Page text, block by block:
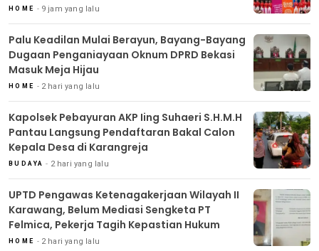
HOME 9 jam yang lalu
Palu Keadilan Mulai Berayun, Bayang-Bayang
Dugaan Penganiayaan Oknum DPRD Bekasi
Masuk Meja Hijau
HOME 2 hari yang lalu
Kapolsek Pebayuran AKP Iing Suhaeri S.H.M.H
Pantau Langsung Pendaftaran Bakal Calon
Kepala Desa di Karangreja
BUDAYA 2 hari yang lalu
UPTD Pengawas Ketenagakerjaan Wilayah II
Karawang, Belum Mediasi Sengketa PT
Felmica, Pekerja Tagih Kepastian Hukum
HOME 2 hari yang lalu